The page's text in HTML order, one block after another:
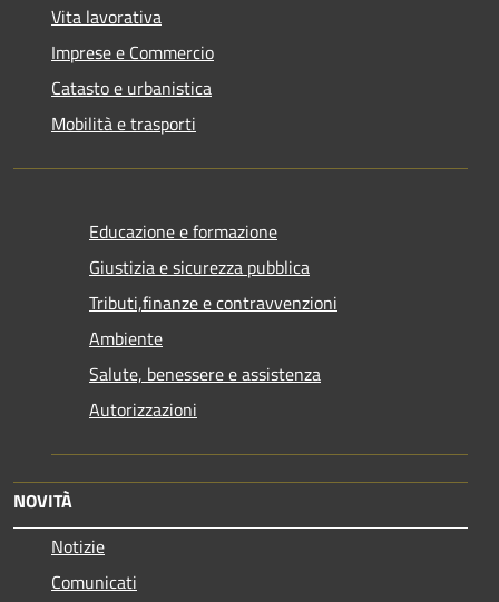
Vita lavorativa
Imprese e Commercio
Catasto e urbanistica
Mobilità e trasporti
Educazione e formazione
Giustizia e sicurezza pubblica
Tributi,finanze e contravvenzioni
Ambiente
Salute, benessere e assistenza
Autorizzazioni
NOVITÀ
Notizie
Comunicati